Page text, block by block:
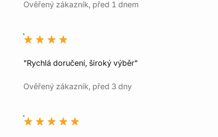
Ověřený zákazník, před 1 dnem
"Rychlá doručení, široký výběr"
Ověřený zákazník, před 3 dny